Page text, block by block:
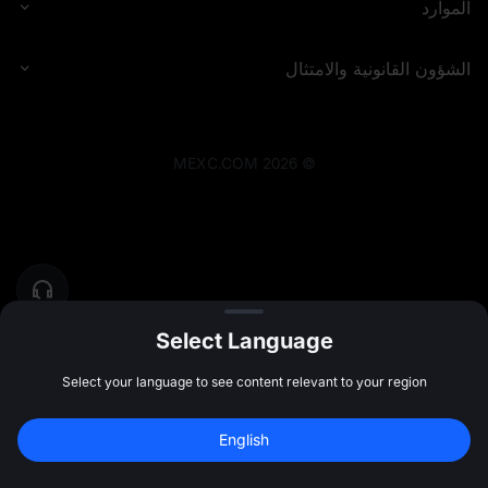
الموارد
الشؤون القانونية والامتثال
©
2026
MEXC.COM
سجل للحصول على بونص بقيمة
اشتراك
Select Language
Select your language to see content relevant to your region
English